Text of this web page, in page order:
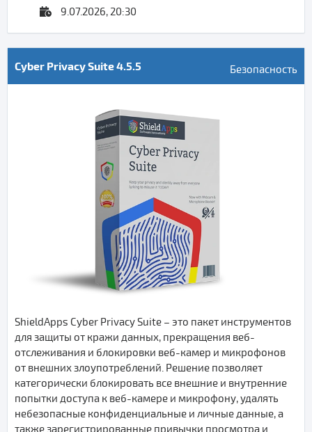
9.07.2026, 20:30
Cyber Privacy Suite 4.5.5 Безопасность
ShieldApps Cyber Privacy Suite – это пакет инструментов
для защиты от кражи данных, прекращения веб-
отслеживания и блокировки веб-камер и микрофонов
от внешних злоупотреблений. Решение позволяет
категорически блокировать все внешние и внутренние
попытки доступа к веб-камере и микрофону, удалять
небезопасные конфиденциальные и личные данные, а
также зарегистрированные привычки просмотра и